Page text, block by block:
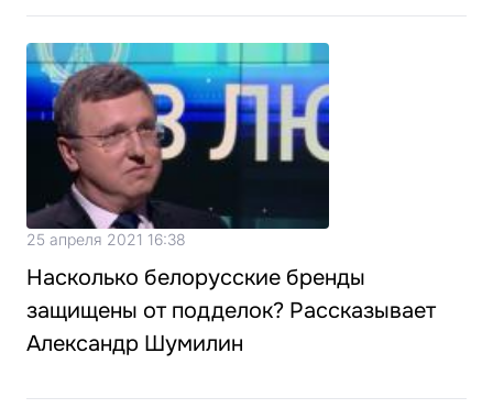
25 апреля 2021 16:38
Насколько белорусские бренды
защищены от подделок? Рассказывает
Александр Шумилин